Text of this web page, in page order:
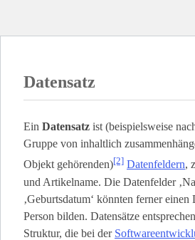
Datensatz
Ein Datensatz ist (beispielsweise
Gruppe von inhaltlich
Objekt gehörenden)[2] Datenfeldern,
und Artikelname. Die Datenfelder
‚Geburtsdatum‘ könnten ferner einen
Person bilden. Datensätze
Struktur, die bei der